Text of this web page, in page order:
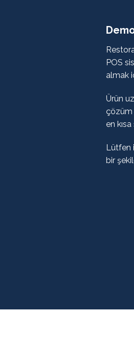
POS
almak
Ürün
çözüm
en
Lütfen
bir